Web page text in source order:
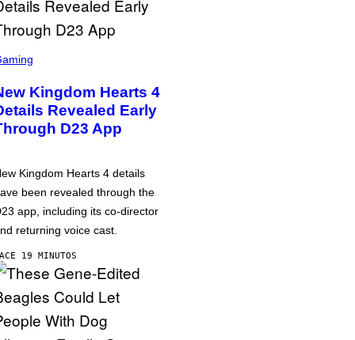
Kingdom Hearts 4
Revealed Early
D23 App
Kingdom Hearts 4 details
been revealed through the
app, including its co-director
returning voice cast.
19 MINUTOS